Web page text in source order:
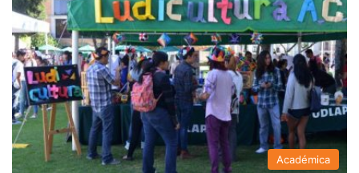
Académica